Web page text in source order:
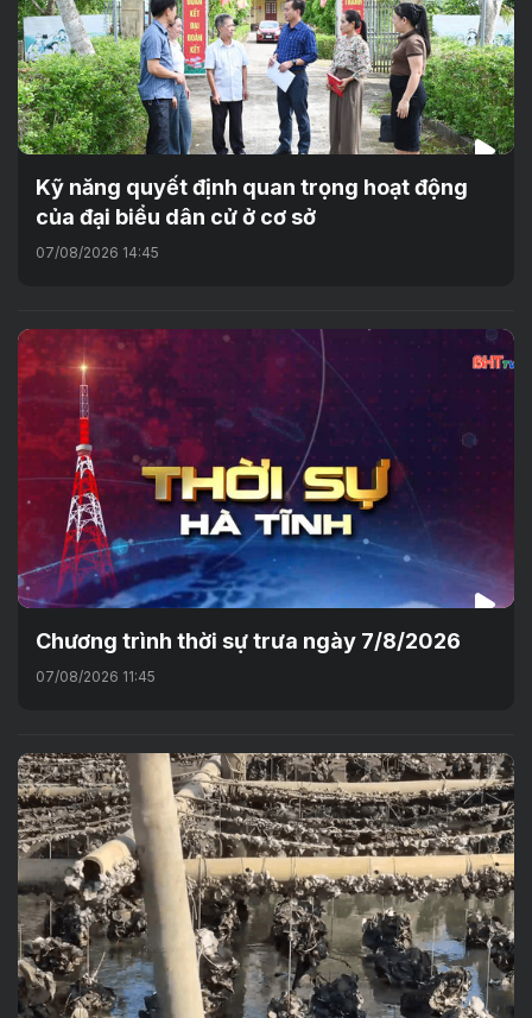
Kỹ năng quyết định quan trọng hoạt động
của đại biểu dân cử ở cơ sở
07/08/2026 14:45
Chương trình thời sự trưa ngày 7/8/2026
07/08/2026 11:45